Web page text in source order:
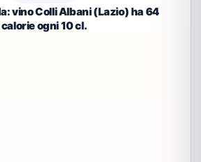
vino Colli Albani (Lazio) ha 64
calorie ogni 10 cl.